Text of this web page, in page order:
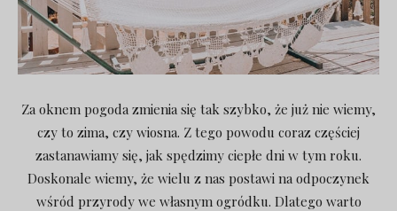
Za oknem pogoda zmienia się tak szybko, że już nie wiemy,
czy to zima, czy wiosna. Z tego powodu coraz częściej
zastanawiamy się, jak spędzimy ciepłe dni w tym roku.
Doskonale wiemy, że wielu z nas postawi na odpoczynek
wśród przyrody we własnym ogródku. Dlatego warto